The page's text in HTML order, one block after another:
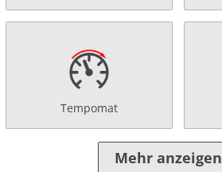
Tempomat
Mehr anzeigen